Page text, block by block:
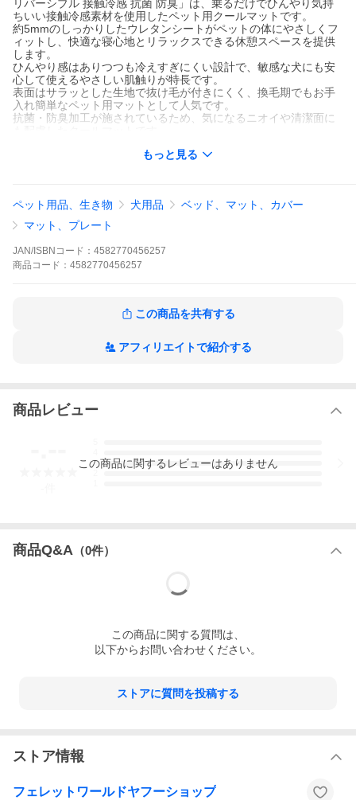
リバーシブル 接触冷感 抗菌 防臭」は、乗るだけでひんやり気持
ちいい接触冷感素材を使用したペット用クールマットです。
約5mmのしっかりしたウレタンシートがペットの体にやさしくフ
ィットし、快適な寝心地とリラックスできる休憩スペースを提供
します。
ひんやり感はありつつも冷えすぎにくい設計で、敏感な犬にも安
心して使えるやさしい肌触りが特長です。
表面はサラッとした生地で抜け毛が付きにくく、換毛期でもお手
入れ簡単なペット用マットとして人気です。
抗菌・防臭加工が施されているため、気になるニオイや清潔面に
面と使い分けでき、室内はもちろんカートやキャリー用のマット
(約)横60cm×縦40cm×厚さ1.5cm
■素材
表面：（刺繍生地）：ポリエステル97％、スパン3％
裏面：（グレーひんやり生地）：ナイロン100％
中材：ウレタンシート、綿シート
もっと見る
ペット用品、生き物 犬用品
ベッド、マット、カバー
マット、プレート
JAN/ISBNコード： 4582770456257
商品 コード： 4582770456257
この商品を共有する
アフィリエイトで紹介する
商品レビュー
3
この商品に関するレビューはありません
商品Q&A （0件）
この商品に関する質問は、
以下からお問い合わせください。
ストアに質問を投稿する
ストア情報
フェレットワールドヤフーショップ